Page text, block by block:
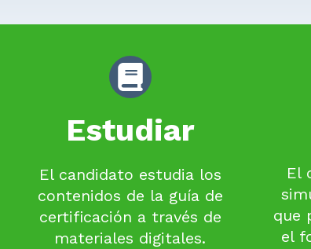
Estudiar
El candidato estudia los
contenidos de la guía de
certificación a través de
materiales digitales.
El
que
el